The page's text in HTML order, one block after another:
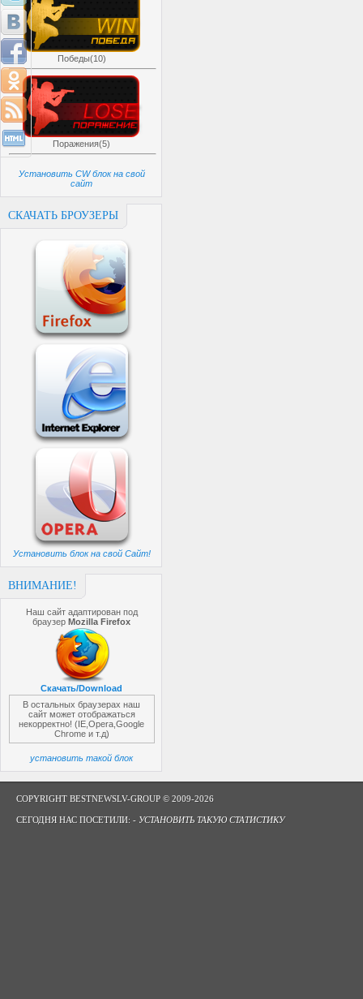
Победы(10)
Поражения(5)
Установить CW блок на свой
сайт
СКАЧАТЬ БРОУЗЕРЫ
Установить блок на свой Сайт!
ВНИМАНИЕ!
Наш сайт адаптирован под
браузерMozilla Firefox
Скачать/Download
В остальных браузерах наш
сайт может отображаться
некорректно! (IE,Opera,Google
Chrome и т.д)
установить такой блок
COPYRIGHT BESTNEWSLV-GROUP © 2009-2026
СЕГОДНЯ НАС ПОСЕТИЛИ: - УСТАНОВИТЬ ТАКУЮ СТАТИСТИКУ